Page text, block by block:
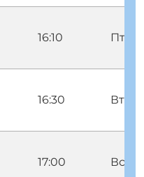
16:10 Птн
16:30 Втр
17:00 Вск